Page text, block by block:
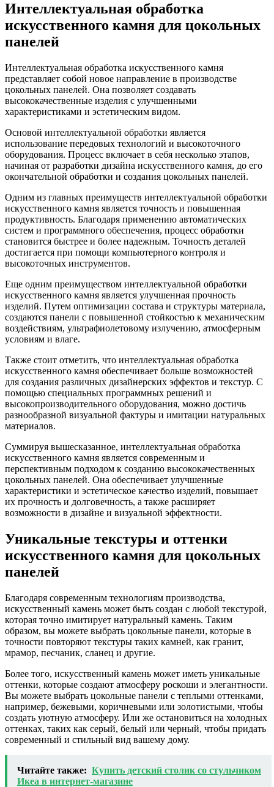
Интеллектуальная обработка
искусственного камня для цокольных
панелей
Интеллектуальная обработка искусственного камня
представляет собой новое направление в производстве
цокольных панелей. Она позволяет создавать
высококачественные изделия с улучшенными
характеристиками и эстетическим видом.
Основой интеллектуальной обработки является
использование передовых технологий и высокоточного
оборудования. Процесс включает в себя несколько этапов,
начиная от разработки дизайна искусственного камня, до его
окончательной обработки и создания цокольных панелей.
Одним из главных преимуществ интеллектуальной обработки
искусственного камня является точность и повышенная
продуктивность. Благодаря применению автоматических
систем и программного обеспечения, процесс обработки
становится быстрее и более надежным. Точность деталей
достигается при помощи компьютерного контроля и
высокоточных инструментов.
Еще одним преимуществом интеллектуальной обработки
искусственного камня является улучшенная прочность
изделий. Путем оптимизации состава и структуры материала,
создаются панели с повышенной стойкостью к механическим
воздействиям, ультрафиолетовому излучению, атмосферным
условиям и влаге.
Также стоит отметить, что интеллектуальная обработка
искусственного камня обеспечивает больше возможностей
для создания различных дизайнерских эффектов и текстур. С
помощью специальных программных решений и
высокопроизводительного оборудования, можно достичь
разнообразной визуальной фактуры и имитации натуральных
материалов.
Суммируя вышесказанное, интеллектуальная обработка
искусственного камня является современным и
перспективным подходом к созданию высококачественных
цокольных панелей. Она обеспечивает улучшенные
характеристики и эстетическое качество изделий, повышает
их прочность и долговечность, а также расширяет
возможности в дизайне и визуальной эффектности.
Уникальные текстуры и оттенки
искусственного камня для цокольных
панелей
Благодаря современным технологиям производства,
искусственный камень может быть создан с любой текстурой,
которая точно имитирует натуральный камень. Таким
образом, вы можете выбрать цокольные панели, которые в
точности повторяют текстуры таких камней, как гранит,
мрамор, песчаник, сланец и другие.
Более того, искусственный камень может иметь уникальные
оттенки, которые создают атмосферу роскоши и элегантности.
Вы можете выбрать цокольные панели с теплыми оттенками,
например, бежевыми, коричневыми или золотистыми, чтобы
создать уютную атмосферу. Или же остановиться на холодных
оттенках, таких как серый, белый или черный, чтобы придать
современный и стильный вид вашему дому.
Читайте также: Купить детский столик со стульчиком
Икеа в интернет-магазине